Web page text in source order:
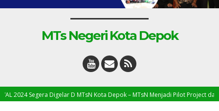
MTs Negeri Kota Depok
Digelar D MTsN Kota Depok – MTsN Menjadi Pilot Project dalam